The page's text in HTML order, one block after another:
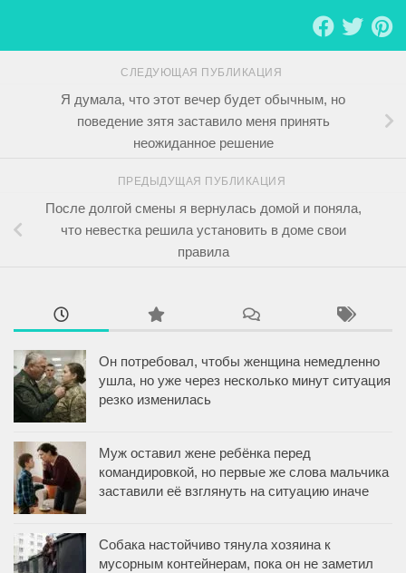
СЛЕДУЮЩАЯ ПУБЛИКАЦИЯ
Я думала, что этот вечер будет обычным, но
поведение зятя заставило меня принять
неожиданное решение
ПРЕДЫДУЩАЯ ПУБЛИКАЦИЯ
После долгой смены я вернулась домой и поняла,
что невестка решила установить в доме свои
правила
Он потребовал, чтобы женщина немедленно
ушла, но уже через несколько минут ситуация
резко изменилась
Муж оставил жене ребёнка перед
командировкой, но первые же слова мальчика
заставили её взглянуть на ситуацию иначе
Собака настойчиво тянула хозяина к
мусорным контейнерам, пока он не заметил